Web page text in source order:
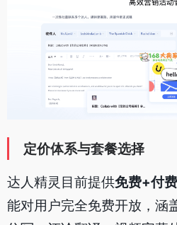
定价体系与套餐选择
达人精灵目前提供免费+付费
能对用户完全免费开放，涵